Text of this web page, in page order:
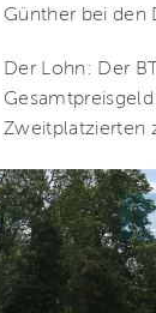
Günther bei den
Der Lohn: Der
Zweitplatzierten